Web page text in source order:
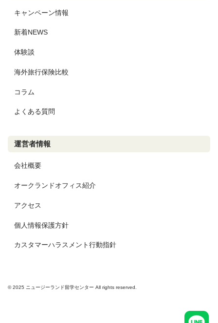
キャンペーン情報
新着NEWS
体験談
海外旅行保険比較
コラム
よくある質問
運営者情報
会社概要
オークランドオフィス紹介
アクセス
個人情報保護方針
カスタマーハラスメント行動指針
© 2025 ニュージーランド留学センター All rights reserved.